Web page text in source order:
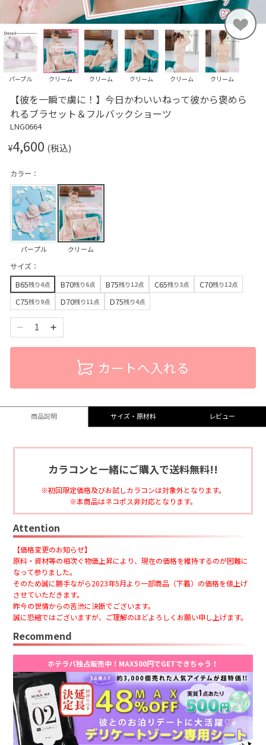
パープル クリーム クリーム クリーム クリーム クリーム
【彼を一瞬で虜に！】今日かわいいねって彼から褒めら
れるブラセット＆フルバックショーツ
LNG0664
¥4,600 (税込)
カラー：
パープル クリーム
サイズ：
B65残り4点 B70残り6点 B75残り12点 C65残り3点 C70残り12点
C75残り9点 D70残り11点 D75残り4点
1
カートへ入れる
商品説明 サイズ・原材料 レビュー
カラコンと一緒にご購入で送料無料!!
初回限定価格及びお試しカラコンは対象外となります。
本商品はネコポス非対応となります。
Attention
【価格変更のお知らせ】
原料・資材等の相次ぐ物価上昇により、現在の価格を維持するのが困難に
なって参りました。
そのため誠に勝手ながら2023年5月より一部商品（下着）の価格を値上げ
させていただきます。
昨今の世情からの苦渋に決断でございます。
誠に恐縮ではございますが、ご理解のほどよろしくお願い申し上げます。
Recommend
ホテラバ独占販売中！MAX500円でGETできちゃう！